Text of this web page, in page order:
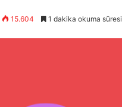
15.604 1 dakika okuma süresi